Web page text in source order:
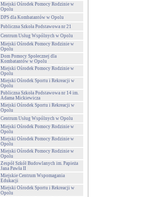
Miejski Ośrodek Pomocy Rodzinie w
Opolu
DPS dla Kombatantów w Opolu
Publiczna Szkoła Podstawowa nr 21
Centrum Usług Wspólnych w Opolu
Miejski Ośrodek Pomocy Rodzinie w
Opolu
Dom Pomocy Społecznej dla
Kombatantów w Opolu
Miejski Ośrodek Pomocy Rodzinie w
Opolu
Miejski Ośrodek Sportu i Rekreacji w
Opolu
Publiczna Szkoła Podstawowa nr 14 im.
Adama Mickiewicza
Miejski Ośrodek Sportu i Rekreacji w
Opolu
Centrum Usług Wspólnych w Opolu
Miejski Ośrodek Pomocy Rodzinie w
Opolu
Miejski Ośrodek Pomocy Rodzinie w
Opolu
Miejski Ośrodek Pomocy Rodzinie w
Opolu
Zespół Szkół Budowlanych im. Papieża
Jana Pawła II
Miejskie Centrum Wspomagania
Edukacji
Miejski Ośrodek Sportu i Rekreacji w
Opolu